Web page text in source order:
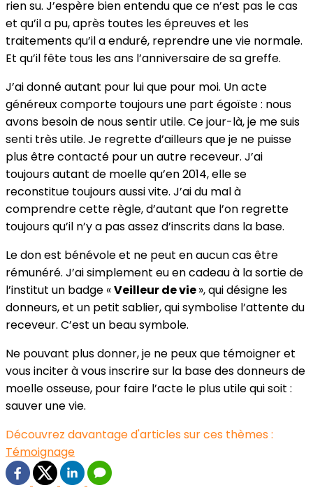
rien su. J’espère bien entendu que ce n’est pas le cas
et qu’il a pu, après toutes les épreuves et les
traitements qu’il a enduré, reprendre une vie normale.
Et qu’il fête tous les ans l’anniversaire de sa greffe.
J’ai donné autant pour lui que pour moi. Un acte
généreux comporte toujours une part égoïste : nous
avons besoin de nous sentir utile. Ce jour-là, je me suis
senti très utile. Je regrette d’ailleurs que je ne puisse
plus être contacté pour un autre receveur. J’ai
toujours autant de moelle qu’en 2014, elle se
reconstitue toujours aussi vite. J’ai du mal à
comprendre cette règle, d’autant que l’on regrette
toujours qu’il n’y a pas assez d’inscrits dans la base.
Le don est bénévole et ne peut en aucun cas être
rémunéré. J’ai simplement eu en cadeau à la sortie de
l’institut un badge «Veilleur de vie», qui désigne les
donneurs, et un petit sablier, qui symbolise l’attente du
receveur. C’est un beau symbole.
Ne pouvant plus donner, je ne peux que témoigner et
vous inciter à vous inscrire sur la base des donneurs de
moelle osseuse, pour faire l’acte le plus utile qui soit :
sauver une vie.
Découvrez davantage d'articles sur ces thèmes :
Témoignage